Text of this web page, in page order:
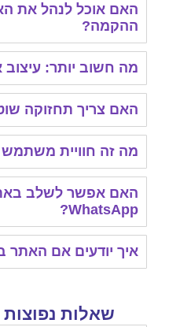
אוכל לנהל את האתר
יותר: עיצוב או
צריך תחזוקה שוטפת
זה חוויית משתמש ולמה
אפשר לשלב באתר
יודעים אם האתר באמת
שאלות נפוצות על